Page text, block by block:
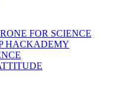
FOR SCIENCE
HACKADEMY